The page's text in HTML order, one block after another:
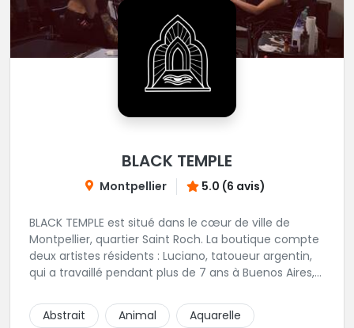
BLACK TEMPLE
Montpellier 5.0 (6 avis)
BLACK TEMPLE est situé dans le cœur de ville de
Montpellier, quartier Saint Roch. La boutique compte
deux artistes résidents : Luciano, tatoueur argentin,
qui a travaillé pendant plus de 7 ans à Buenos Aires,
qui a travaillé dans plusieurs boutiques de la ville
avant de rejoindre notre équipe. La boutique
Abstrait Animal
Aquarelle